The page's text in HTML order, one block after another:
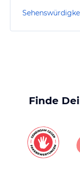
Finde